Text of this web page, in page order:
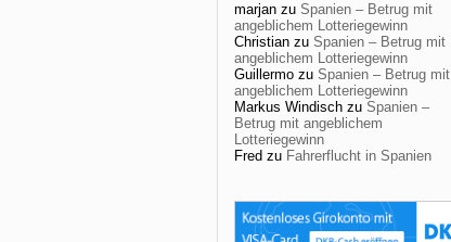
marjan zu Spanien – Betrug mit
angeblichem Lotteriegewinn
Christian zu Spanien – Betrug mit
angeblichem Lotteriegewinn
Guillermo zu Spanien – Betrug mit
angeblichem Lotteriegewinn
Markus Windisch zu Spanien –
Betrug mit angeblichem
Lotteriegewinn
Fred zu Fahrerflucht in Spanien